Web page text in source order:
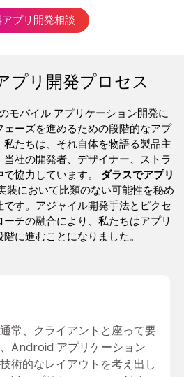
プリ開発相談
プリ開発プロセス
バイル アプリケーション開発に
ーズを進めるための段階的なアプ
たちは、それ自体を物語る製品主
社の開発者、デザイナー、ストラ
協力しています。 ダラスでアプリ
装において比類のない可能性を秘め
す。アジャイル開発手法とピクセ
チの融合により、私たちはアプリ
に進むことになりました。
常、クライアントと座って要
Android アプリケーション
術的なレイアウトを考え出し